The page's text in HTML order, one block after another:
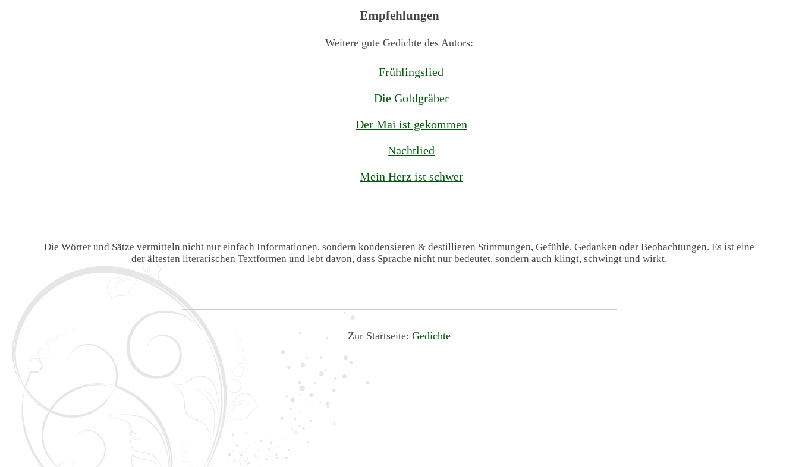
Empfehlungen
Weitere gute Gedichte des Autors:
Frühlingslied
Die Goldgräber
Der Mai ist gekommen
Nachtlied
Mein Herz ist schwer
Die Wörter und Sätze vermitteln nicht nur einfach Informationen, sondern kondensieren & destillieren Stimmungen, Gefühle, Gedanken oder Beobachtungen. Es ist eine
der ältesten literarischen Textformen und lebt davon, dass Sprache nicht nur bedeutet, sondern auch klingt, schwingt und wirkt.
Zur Startseite:Gedichte